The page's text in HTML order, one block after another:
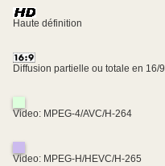
Haute définition
Diffusion partielle ou totale en 16/9
Video: MPEG-4/AVC/H-264
Video: MPEG-H/HEVC/H-265